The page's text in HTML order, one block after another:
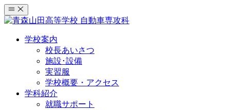
コ
ン
学校案内
校長あいさつ
施設･設備
実習服
学校概要・アクセス
学科紹介
就職サポート